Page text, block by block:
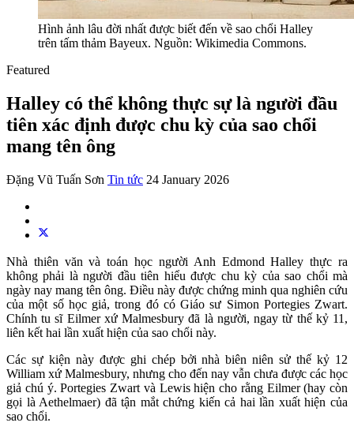
Hình ảnh lâu đời nhất được biết đến về sao chổi Halley
trên tấm thảm Bayeux. Nguồn: Wikimedia Commons.
Featured
Halley có thể không thực sự là người đầu
tiên xác định được chu kỳ của sao chổi
mang tên ông
Đặng Vũ Tuấn Sơn Tin tức 24 January 2026
Nhà thiên văn và toán học người Anh Edmond Halley thực ra
không phải là người đầu tiên hiểu được chu kỳ của sao chổi mà
ngày nay mang tên ông. Điều này được chứng minh qua nghiên cứu
của một số học giả, trong đó có Giáo sư Simon Portegies Zwart.
Chính tu sĩ Eilmer xứ Malmesbury đã là người, ngay từ thế kỷ 11,
liên kết hai lần xuất hiện của sao chổi này.
Các sự kiện này được ghi chép bởi nhà biên niên sử thế kỷ 12
William xứ Malmesbury, nhưng cho đến nay vẫn chưa được các học
giả chú ý. Portegies Zwart và Lewis hiện cho rằng Eilmer (hay còn
gọi là Aethelmaer) đã tận mắt chứng kiến cả hai lần xuất hiện của
sao chổi.